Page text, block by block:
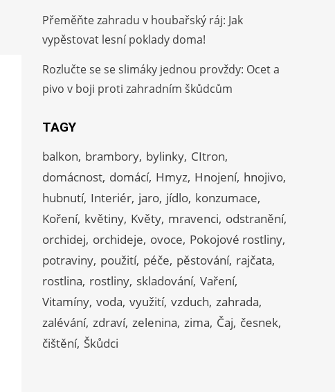
Přeměňte zahradu v houbařský ráj: Jak
vypěstovat lesní poklady doma!
Rozlučte se se slimáky jednou provždy: Ocet a
pivo v boji proti zahradním škůdcům
TAGY
balkon brambory bylinky CItron
domácnost domácí Hmyz Hnojení hnojivo
hubnutí Interiér jaro jídlo konzumace
Koření květiny Květy mravenci odstranění
orchidej orchideje ovoce Pokojové rostliny
potraviny použití péče pěstování rajčata
rostlina rostliny skladování Vaření
Vitamíny voda využití vzduch zahrada
zalévání zdraví zelenina zima Čaj česnek
čištění Škůdci